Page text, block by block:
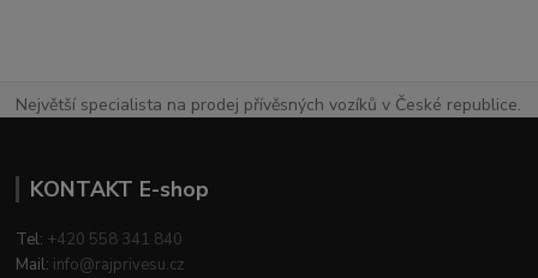
Největší specialista na prodej přívěsných vozíků v České republice.
KONTAKT E-shop
Tel: +420 558 341 840
Mail: info@rajprivesu.cz